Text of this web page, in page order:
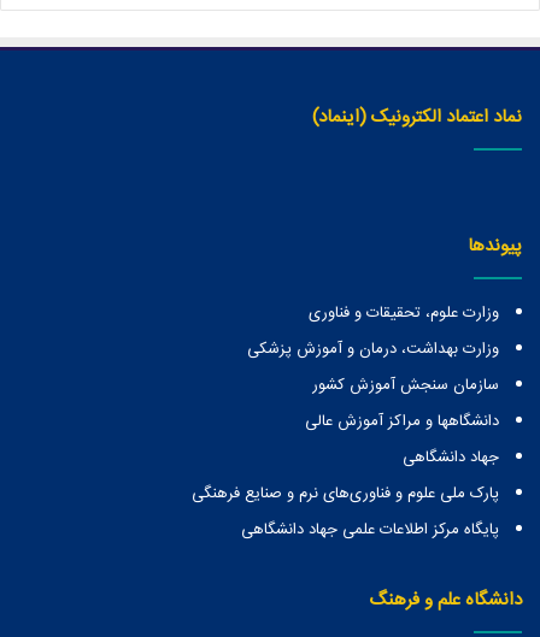
نماد اعتماد الکترونیک (اینماد)
پیوندها
وزارت علوم، تحقیقات و فناوری
وزارت بهداشت، درمان و آموزش پزشکی
سازمان سنجش آموزش کشور
دانشگاهها و مراكز آموزش عالی
جهاد دانشگاهی
پارک ملی علوم و فناوری‌های نرم و صنایع فرهنگی
پایگاه مرکز اطلاعات علمی جهاد دانشگاهی
دانشگاه علم و فرهنگ